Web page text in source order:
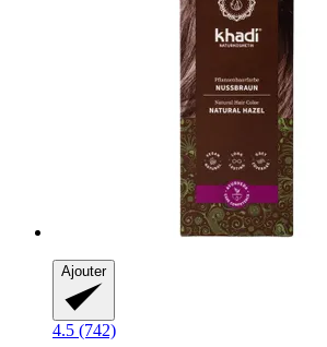
Ajouter
4.5 (742)